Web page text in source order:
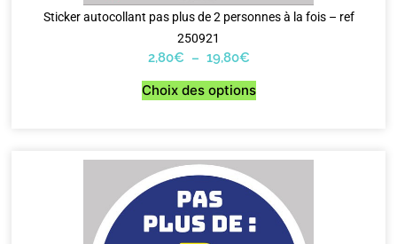
Sticker autocollant pas plus de 2 personnes à la fois – ref
250921
2,80€ – 19,80€
Choix des options